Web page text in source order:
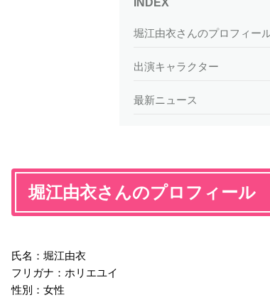
堀江由衣さんのプロフィー
出演キャラクター
最新ニュース
堀江由衣さんのプロフィール
氏名：堀江由衣
フリガナ：ホリエユイ
性別：女性